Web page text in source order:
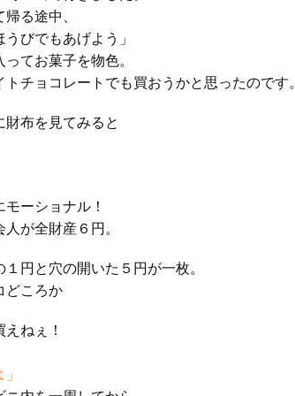
る途中、
うびでもあげよう」
てお菓子を物色。
チョコレートでも買おうかと思ったのです。
財布を見てみると
ーショナル！
が全財産６円。
円と穴の開いた５円が一枚。
どころか
ねぇ！